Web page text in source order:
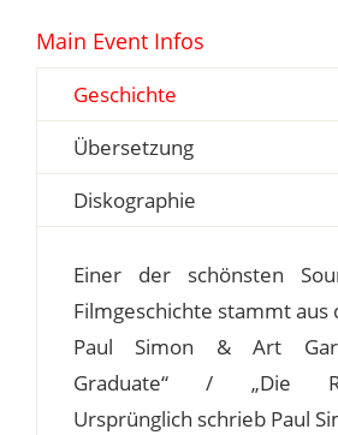
Main Event Infos
Geschichte
Übersetzung
Diskographie
Einer der schönsten
Filmgeschichte stammt aus
Paul Simon & Art
Graduate“ / „Die
Ursprünglich schrieb Paul